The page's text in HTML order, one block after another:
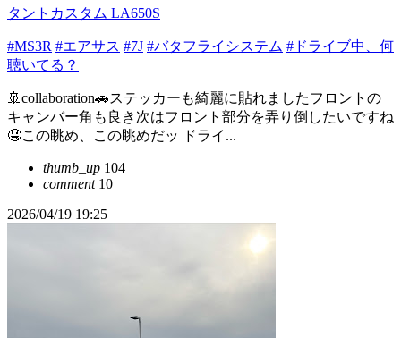
タントカスタム LA650S
#MS3R #エアサス #7J #バタフライシステム #ドライブ中、何
聴いてる？
🚢collaboration🚗ステッカーも綺麗に貼れましたフロントの
キャンバー角も良き次はフロント部分を弄り倒したいですね
🤤この眺め、この眺めだッ ドライ...
thumb_up 104
comment10
2026/04/19 19:25